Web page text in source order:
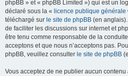
phpBB » et « phpBB Limited ») qui est un
déclaré sous la « licence publique générale
téléchargé sur le site de phpBB (en
de faciliter les discussions sur internet et
être tenu comme responsable de la
acceptons et que nous n’acceptons pas.
phpBB, veuillez consulter le site de phpBB
Vous acceptez de ne publier aucun